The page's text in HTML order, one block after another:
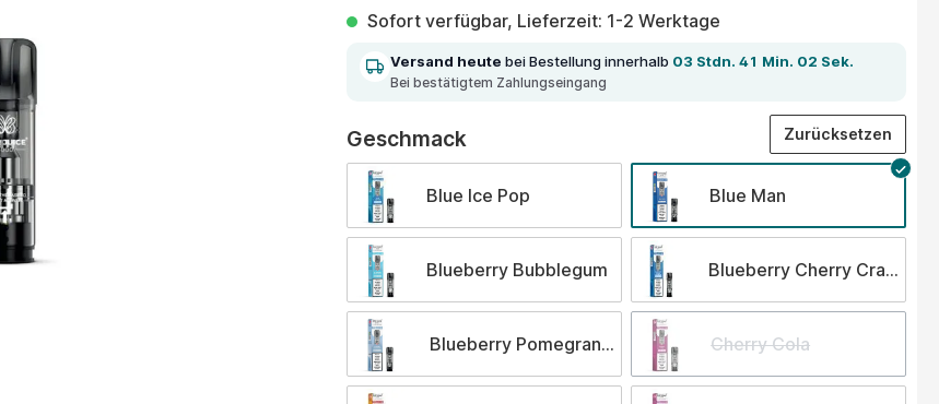
Sofort verfügbar, Lieferzeit: 1-2 Werktage
Versand heute bei Bestellung innerhalb 03 Stdn. 41 Min. 02 Sek.
Bei bestätigtem Zahlungseingang
Geschmack
Blue Ice Pop Blue Man
Blueberry Bubblegum Blueberry Cherry Cranberry
Blueberry Pomegranate Cherry Cola
Zurücksetzen